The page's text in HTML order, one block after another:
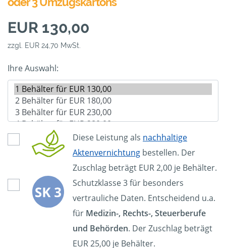
EUR 130,00
zzgl. EUR 24,70 MwSt.
Ihre Auswahl:
Diese Leistung als nachhaltige
Aktenvernichtung bestellen. Der
Zuschlag beträgt EUR 2,00 je Behälter.
Schutzklasse 3 für besonders
vertrauliche Daten. Entscheidend u.a.
für Medizin-, Rechts-, Steuerberufe
und Behörden. Der Zuschlag beträgt
EUR 25,00 je Behälter.